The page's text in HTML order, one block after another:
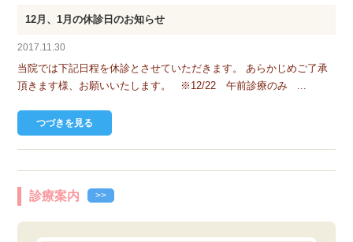
12月、1月の休診日のお知らせ
2017.11.30
当院では下記日程を休診とさせていただきます。 あらかじめご了承
頂きます様、お願いいたします。 ※12/22 午前診療のみ ...
つづきを見る
診療案内 >>